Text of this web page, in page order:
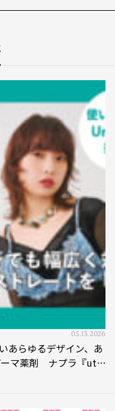
05.13.2026
らゆるデザイン、あ
ーマ薬剤 ナプラ『ut-